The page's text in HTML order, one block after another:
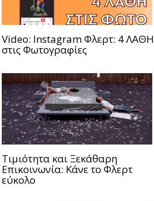
Video: Instagram Φλερτ: 4 ΛΑΘΗ
στις Φωτογραφίες
Τιμιότητα και Ξεκάθαρη
Επικοινωνία: Κάνε το Φλερτ
εύκολο